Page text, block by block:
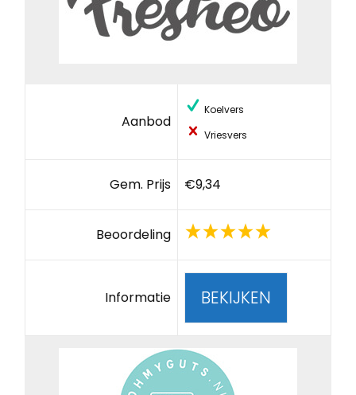
Aanbod
Koelvers
Vriesvers
Gem. Prijs €9,34
Beoordeling
Informatie BEKIJKEN